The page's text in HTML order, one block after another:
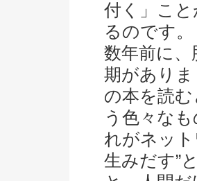
付く」こ
るのです。
数年前に
期があり
の本を読
う色々な
れがネッ
生みだす”